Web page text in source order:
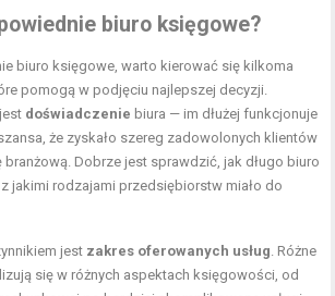
biuro księgowe?
biuro księgowe, warto kierować się kilkoma
pomogą w podjęciu najlepszej decyzji.
doświadczenie biura — im dłużej funkcjonuje
że zyskało szereg zadowolonych klientów
Dobrze jest sprawdzić, jak długo biuro
jakimi rodzajami przedsiębiorstw miało do
jest zakres oferowanych usług . Różne
się w różnych aspektach księgowości, od